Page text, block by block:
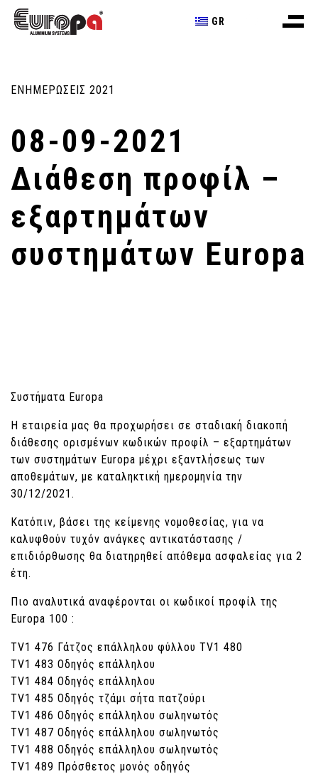
GR
ΕΝΗΜΕΡΩΣΕΙΣ 2021
08-09-2021
Διάθεση προφίλ –
εξαρτημάτων
συστημάτων Europa
Συστήματα Europa
Η εταιρεία μας θα προχωρήσει σε σταδιακή διακοπή
διάθεσης ορισμένων κωδικών προφίλ – εξαρτημάτων
των συστημάτων Europa μέχρι εξαντλήσεως των
αποθεμάτων, με καταληκτική ημερομηνία την
30/12/2021.
Κατόπιν, βάσει της κείμενης νομοθεσίας, για να
καλυφθούν τυχόν ανάγκες αντικατάστασης /
επιδιόρθωσης θα διατηρηθεί απόθεμα ασφαλείας για 2
έτη.
Πιο αναλυτικά αναφέρονται οι κωδικοί προφίλ της
Europa 100 :
ΤV1 476 Γάτζος επάλληλου φύλλου ΤV1 480
ΤV1 483 Οδηγός επάλληλου
ΤV1 484 Οδηγός επάλληλου
ΤV1 485 Οδηγός τζάμι σήτα πατζούρι
ΤV1 486 Οδηγός επάλληλου σωληνωτός
ΤV1 487 Οδηγός επάλληλου σωληνωτός
ΤV1 488 Οδηγός επάλληλου σωληνωτός
ΤV1 489 Πρόσθετος μονός οδηγός